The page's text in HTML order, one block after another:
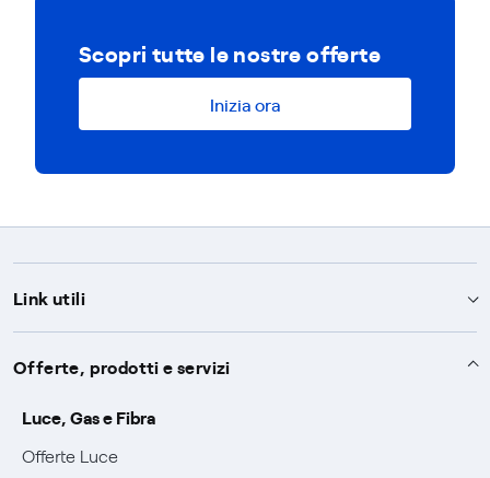
Scopri tutte le nostre offerte
Inizia ora
Link utili
Assistenza
Avvisi
SOS luce e gas
Servizi
Servizio di salvaguardia
Collabora con noi
Offerte, prodotti e servizi
Luce, Gas e Fibra
Offerte Luce